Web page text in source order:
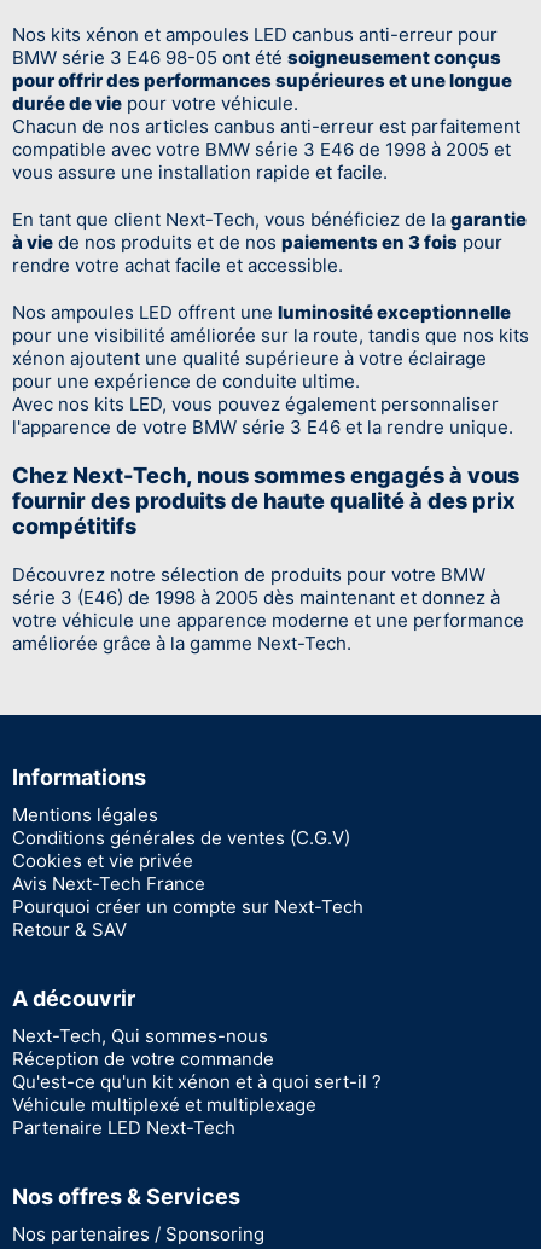
Nos kits xénon et ampoules LED canbus anti-erreur pour
BMW série 3 E46 98-05 ont été soigneusement conçus
pour offrir des performances supérieures et une longue
durée de vie pour votre véhicule.
Chacun de nos articles canbus anti-erreur est parfaitement
compatible avec votre BMW série 3 E46 de 1998 à 2005 et
vous assure une installation rapide et facile.
En tant que client Next-Tech, vous bénéficiez de la garantie
à vie de nos produits et de nos paiements en 3 fois pour
rendre votre achat facile et accessible.
Nos ampoules LED offrent une luminosité exceptionnelle
pour une visibilité améliorée sur la route, tandis que nos kits
xénon ajoutent une qualité supérieure à votre éclairage
pour une expérience de conduite ultime.
Avec nos kits LED, vous pouvez également personnaliser
l'apparence de votre BMW série 3 E46 et la rendre unique.
Chez Next-Tech, nous sommes engagés à vous
fournir des produits de haute qualité à des prix
compétitifs
Découvrez notre sélection de produits pour votre BMW
série 3 (E46) de 1998 à 2005 dès maintenant et donnez à
votre véhicule une apparence moderne et une performance
améliorée grâce à la gamme Next-Tech.
Informations
Mentions légales
Conditions générales de ventes (C.G.V)
Cookies et vie privée
Avis Next-Tech France
Pourquoi créer un compte sur Next-Tech
Retour & SAV
A découvrir
Next-Tech, Qui sommes-nous
Réception de votre commande
Qu'est-ce qu'un kit xénon et à quoi sert-il ?
Véhicule multiplexé et multiplexage
Partenaire LED Next-Tech
Nos offres & Services
Nos partenaires / Sponsoring